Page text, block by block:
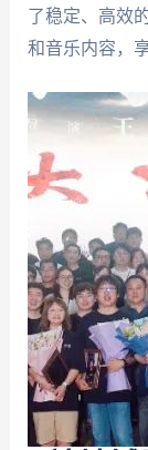
了稳定、高效
和音乐内容，